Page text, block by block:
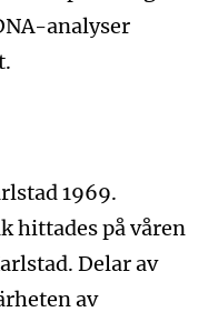
analyser
1969.
hittades på våren
Delar av
av